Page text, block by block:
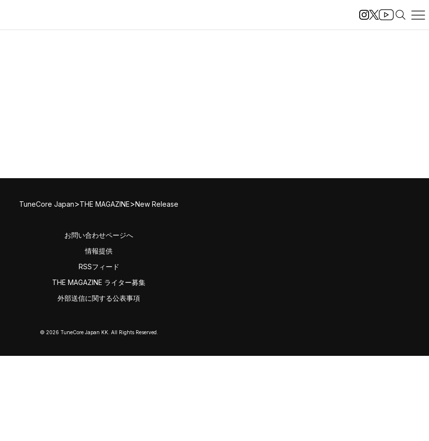
TuneCore Japan>THE MAGAZINE>New Release
お問い合わせページへ
情報提供
RSSフィード
THE MAGAZINE ライター募集
外部送信に関する公表事項
© 2026 TuneCore Japan KK. All Rights Reserved.